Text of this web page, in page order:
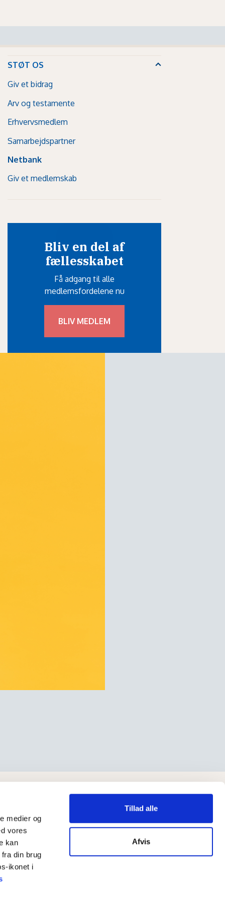
medier og
vores
kan
din brug
ikonet i
Tillad alle
Afvis
STØT OS
Giv et bidrag
Arv og testamente
Erhvervsmedlem
Samarbejdspartner
Netbank
Giv et medlemskab
Bliv en del af
fællesskabet
Få adgang til alle
medlemsfordelene nu
BLIV MEDLEM